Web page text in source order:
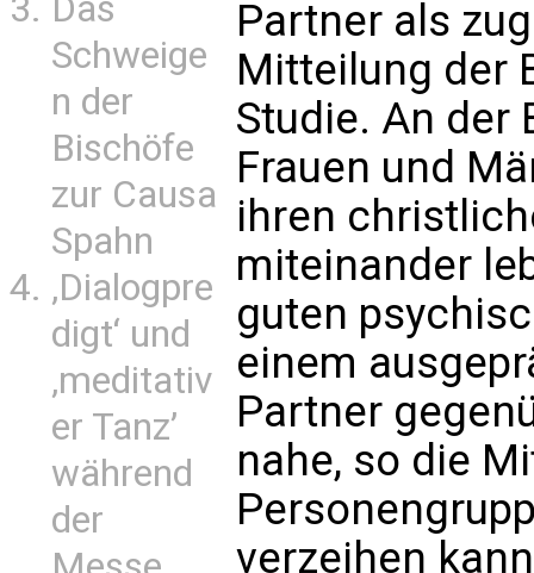
Das
Schweige
n der
Bischöfe
zur Causa
Spahn
‚Dialogpre
digt‘ und
‚meditativ
er Tanz’
während
der
Partner als
Mitteilung der
Studie. An der
Frauen und
ihren
miteinander
guten
einem
Partner
nahe, so die
verzeihen